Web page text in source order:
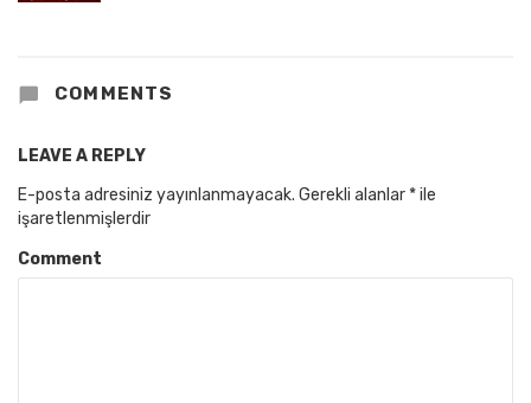
COMMENTS
LEAVE A REPLY
E-posta adresiniz yayınlanmayacak. Gerekli alanlar *ile
işaretlenmişlerdir
Comment